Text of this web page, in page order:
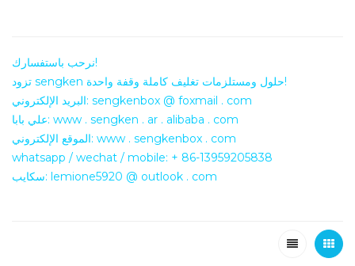
نرحب باستفسارك!
تزود sengken حلول ومستلزمات تغليف كاملة وقفة واحدة!
البريد الإلكتروني: sengkenbox @ foxmail . com
علي بابا: www . sengken . ar . alibaba . com
الموقع الإلكتروني: www . sengkenbox . com
whatsapp / wechat / mobile: + 86-13959205838
سكايب: lemione5920 @ outlook . com